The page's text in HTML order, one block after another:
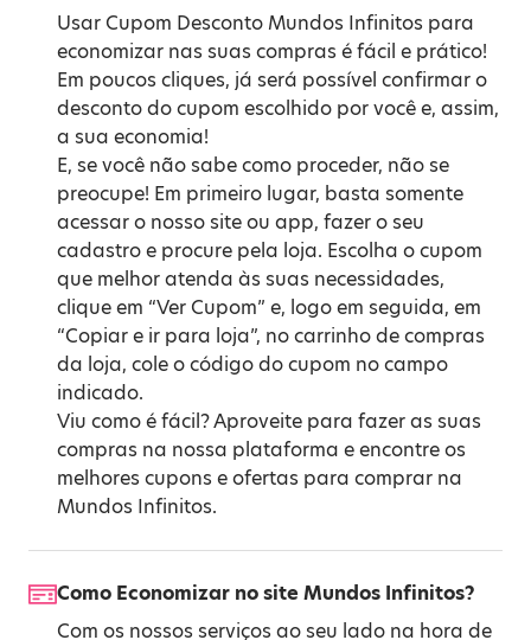
Usar Cupom Desconto Mundos Infinitos para
economizar nas suas compras é fácil e prático!
Em poucos cliques, já será possível confirmar o
desconto do cupom escolhido por você e, assim,
a sua economia!
E, se você não sabe como proceder, não se
preocupe! Em primeiro lugar, basta somente
acessar o nosso site ou app, fazer o seu
cadastro e procure pela loja. Escolha o cupom
que melhor atenda às suas necessidades,
clique em “Ver Cupom” e, logo em seguida, em
“Copiar e ir para loja”, no carrinho de compras
da loja, cole o código do cupom no campo
indicado.
Viu como é fácil? Aproveite para fazer as suas
compras na nossa plataforma e encontre os
melhores cupons e ofertas para comprar na
Mundos Infinitos.
Como Economizar no site Mundos Infinitos?
Com os nossos serviços ao seu lado na hora de